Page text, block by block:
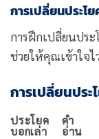
การเปลี่ยนประ
การฝึกเปลี่ยนปร
ช่วยให้คุณเข้าใจ
การเปลี่ยนปร
ประโยค
บอกเล่า
คำ
อ่าน